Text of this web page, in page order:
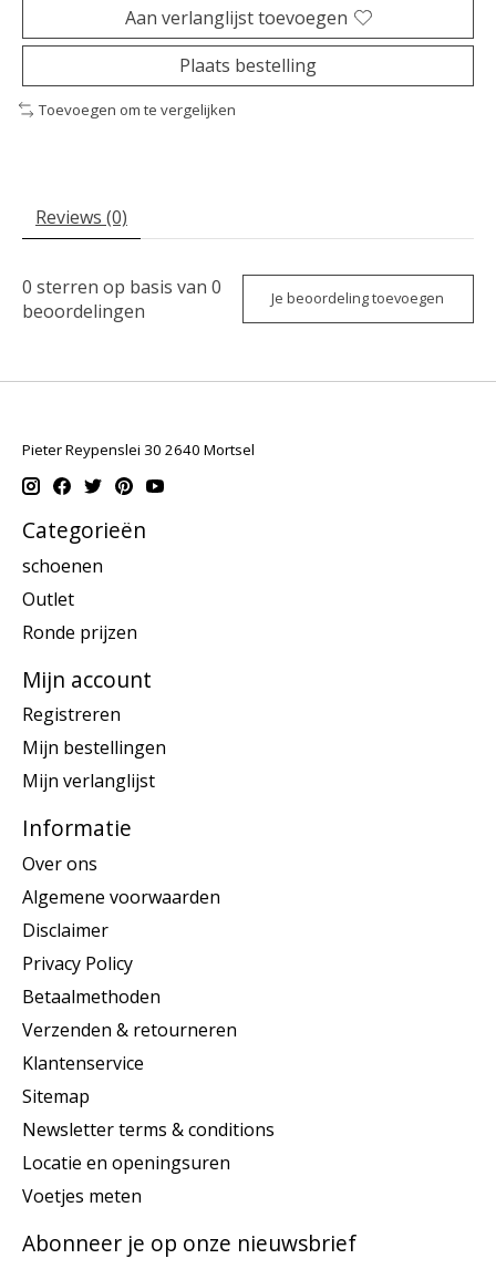
Aan verlanglijst toevoegen
Plaats bestelling
Toevoegen om te vergelijken
Reviews (0)
0 sterren op basis van 0
beoordelingen
Je beoordeling toevoegen
Pieter Reypenslei 30 2640 Mortsel
Categorieën
schoenen
Outlet
Ronde prijzen
Mijn account
Registreren
Mijn bestellingen
Mijn verlanglijst
Informatie
Over ons
Algemene voorwaarden
Disclaimer
Privacy Policy
Betaalmethoden
Verzenden & retourneren
Klantenservice
Sitemap
Newsletter terms & conditions
Locatie en openingsuren
Voetjes meten
Abonneer je op onze nieuwsbrief